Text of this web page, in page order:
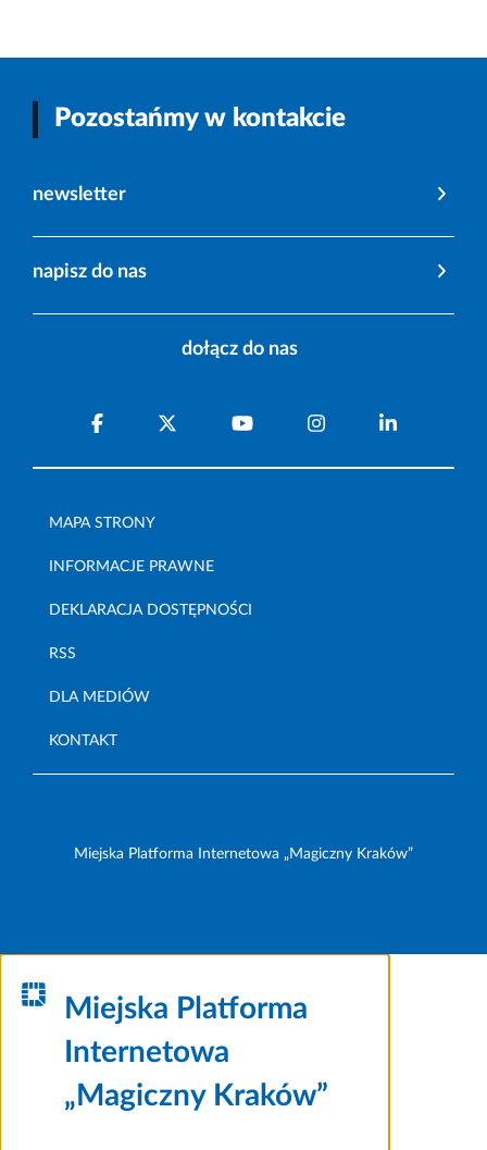
Pozostańmy w kontakcie
newsletter
napisz do nas
dołącz do nas
MAPA STRONY
INFORMACJE PRAWNE
DEKLARACJA DOSTĘPNOŚCI
RSS
DLA MEDIÓW
KONTAKT
Miejska Platforma Internetowa „Magiczny Kraków”
Miejska Platforma
Internetowa
„Magiczny Kraków”